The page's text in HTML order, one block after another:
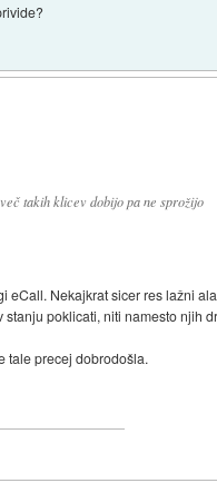
takih klicev dobijo pa ne sprožijo
Nekajkrat sicer res lažni
poklicati, niti namesto njih
tale precej dobrodošla.